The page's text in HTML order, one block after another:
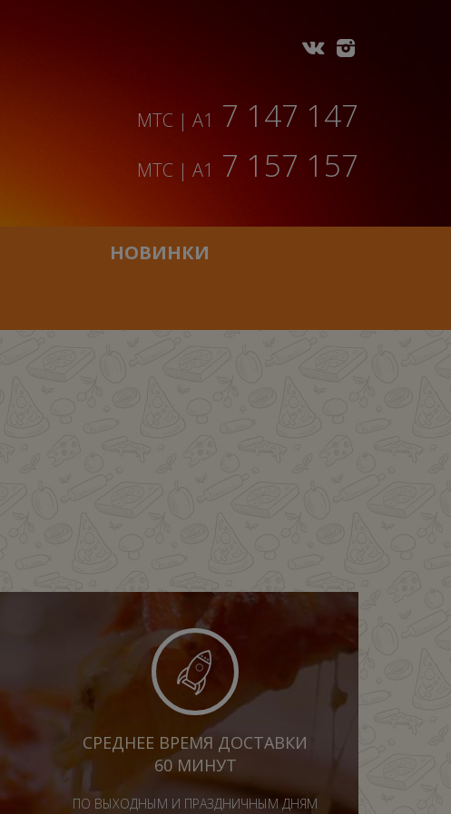
МТС | A1 7 147 147
МТС | A1 7 157 157
НОВИНКИ
СРЕДНЕЕ ВРЕМЯ ДОСТАВКИ
60 МИНУТ
ПО ВЫХОДНЫМ И ПРАЗДНИЧНЫМ ДНЯМ